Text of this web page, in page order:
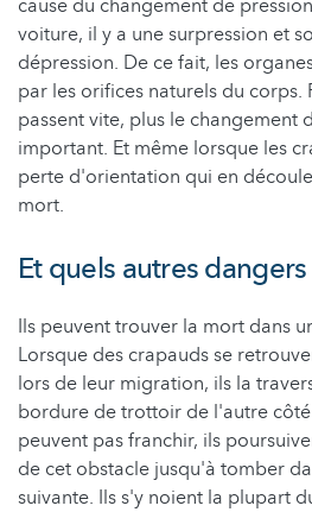
cause du changement de
voiture, il y a une surpression et
dépression. De ce fait, les
par les orifices naturels du corps.
passent vite, plus le changement
important. Et même lorsque les
perte d'orientation qui en
mort.
Et quels autres
Ils peuvent trouver la mort dans
Lorsque des crapauds se
lors de leur migration, ils la
bordure de trottoir de l'autre
peuvent pas franchir, ils
de cet obstacle jusqu'à tomber
suivante. Ils s'y noient la plupart